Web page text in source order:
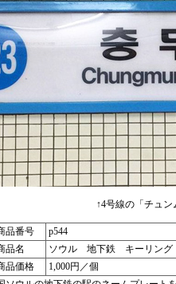
↑4号線の「チュン
品番号
p544
品名
ソウル 地下鉄 キーリン
品価格
1,000円／個